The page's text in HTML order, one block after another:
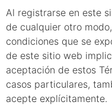
Al registrarse en este
de cualquier otro
condiciones que se
de este sitio web
aceptación de estos
casos particulares,
acepte explícitamente.